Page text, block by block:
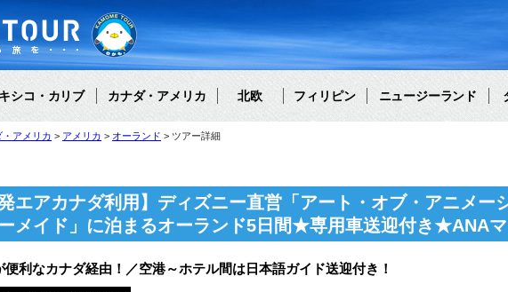
シコ・カリブ カナダ・アメリカ 北欧 フィリピン ニュージーランド
・アメリカ アメリカ オーランド ツアー詳細
発エアカナダ利用】ディズニー直営「アート・オブ・アニメー
ーメイド」に泊まるオーランド5日間★専用車送迎付き★ANA
便利なカナダ経由！／空港～ホテル間は日本語ガイド送迎付き！